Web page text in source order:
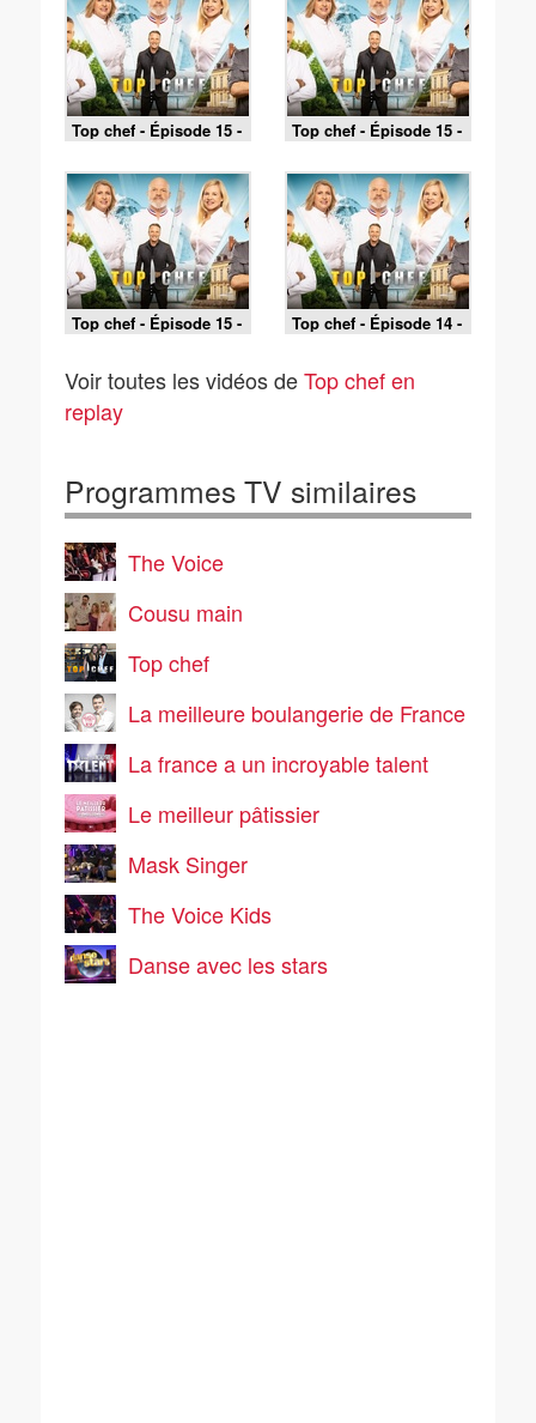
Top chef - Épisode 15 -
Finale - Partie 3
Top chef - Épisode 15 -
Finale - Partie 2
Top chef - Épisode 15 -
Finale - Partie 1
Top chef - Épisode 14 -
Partie 2
Voir toutes les vidéos deTop chef en
replay
Programmes TV similaires
The Voice
Cousu main
Top chef
La meilleure boulangerie de France
La france a un incroyable talent
Le meilleur pâtissier
Mask Singer
The Voice Kids
Danse avec les stars